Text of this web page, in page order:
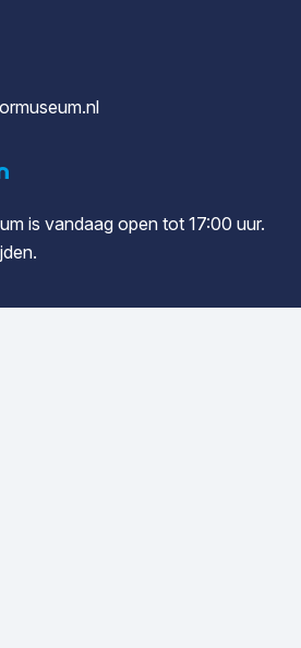
is vandaag open tot 17:00 uur.
.